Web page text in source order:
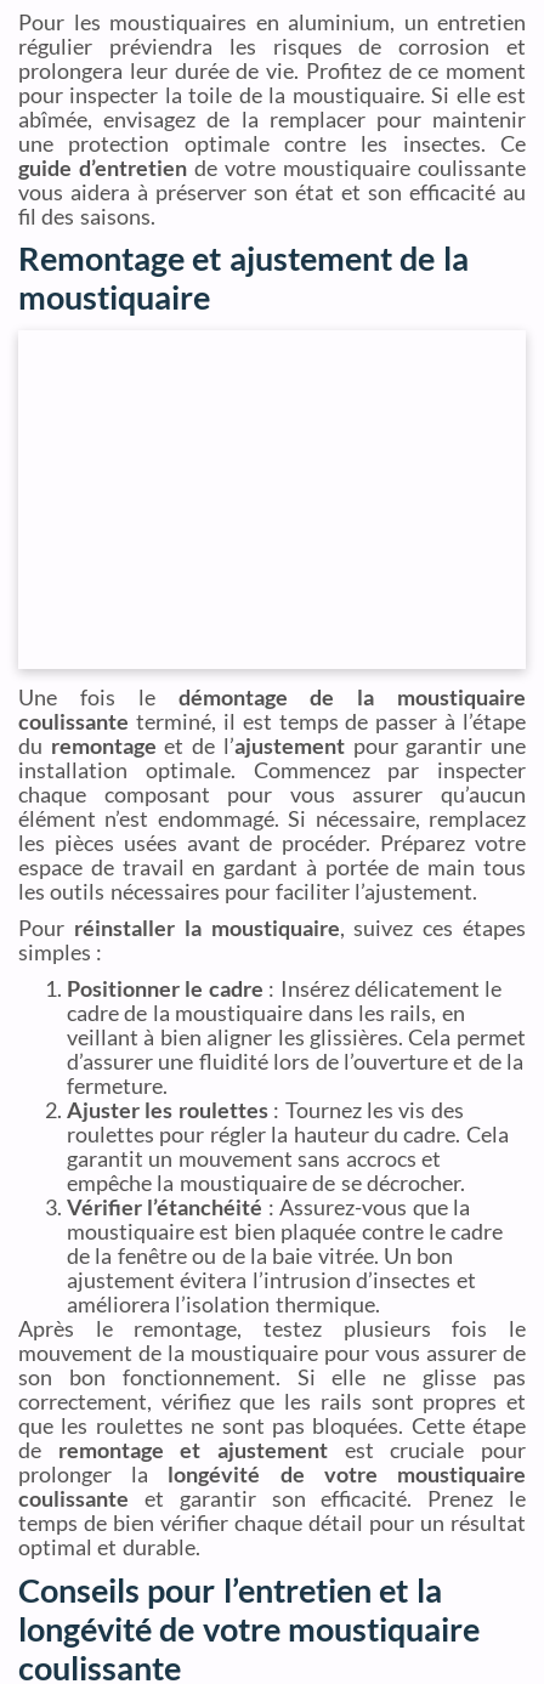
Pour les moustiquaires en aluminium, un entretien
régulier préviendra les risques de corrosion et
prolongera leur durée de vie. Profitez de ce moment
pour inspecter la toile de la moustiquaire. Si elle est
abîmée, envisagez de la remplacer pour maintenir
une protection optimale contre les insectes. Ce
guide d’entretien de votre moustiquaire coulissante
vous aidera à préserver son état et son efficacité au
fil des saisons.
Remontage et ajustement de la
moustiquaire
Une fois le démontage de la moustiquaire
coulissante terminé, il est temps de passer à l’étape
du remontage et de l’ajustementpour garantir une
installation optimale. Commencez par inspecter
chaque composant pour vous assurer qu’aucun
élément n’est endommagé. Si nécessaire, remplacez
les pièces usées avant de procéder. Préparez votre
espace de travail en gardant à portée de main tous
les outils nécessaires pour faciliter l’ajustement.
Pour réinstaller la moustiquaire, suivez ces étapes
simples :
Positionner le cadre : Insérez délicatement le
cadre de la moustiquaire dans les rails, en
veillant à bien aligner les glissières. Cela permet
d’assurer une fluidité lors de l’ouverture et de la
fermeture.
Ajuster les roulettes: Tournez les vis des
roulettes pour régler la hauteur du cadre. Cela
garantit un mouvement sans accrocs et
empêche la moustiquaire de se décrocher.
Vérifier l’étanchéité : Assurez-vous que la
moustiquaire est bien plaquée contre le cadre
de la fenêtre ou de la baie vitrée. Un bon
ajustement évitera l’intrusion d’insectes et
améliorera l’isolation thermique.
Après le remontage, testez plusieurs fois le
mouvement de la moustiquaire pour vous assurer de
son bon fonctionnement. Si elle ne glisse pas
correctement, vérifiez que les rails sont propres et
que les roulettes ne sont pas bloquées. Cette étape
de remontage et ajustement est cruciale pour
prolonger la longévité de votre moustiquaire
coulissante et garantir son efficacité. Prenez le
temps de bien vérifier chaque détail pour un résultat
optimal et durable.
Conseils pour l’entretien et la
longévité de votre moustiquaire
coulissante